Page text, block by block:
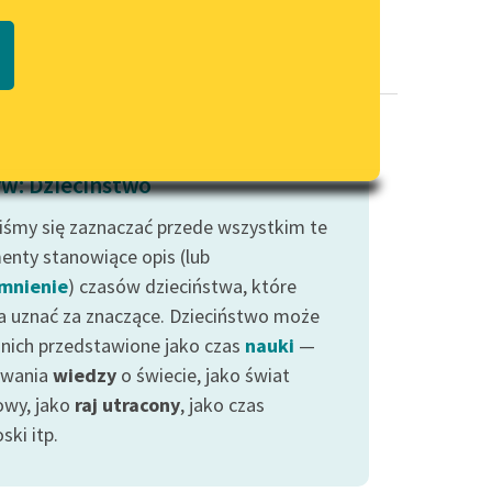
PDF
wrażliwych
Deklaracja dostępności
Dzieciństwo
się zaznaczać przede wszystkim te
stanowiące opis (lub
) czasów dzieciństwa, które
uznać za znaczące. Dzieciństwo może
przedstawione jako czas nauki —
wiedzy o świecie, jako świat
jako raj utracony, jako czas
itp.